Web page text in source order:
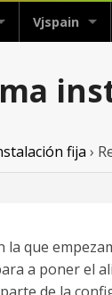
Vjspain
fija ›
la que
a poner el